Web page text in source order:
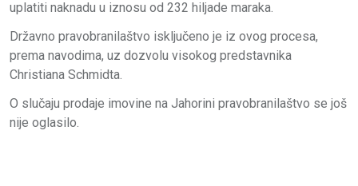
uplatiti naknadu u iznosu od 232 hiljade maraka.
Državno pravobranilaštvo isključeno je iz ovog procesa,
prema navodima, uz dozvolu visokog predstavnika
Christiana Schmidta.
O slučaju prodaje imovine na Jahorini pravobranilaštvo se još
nije oglasilo.